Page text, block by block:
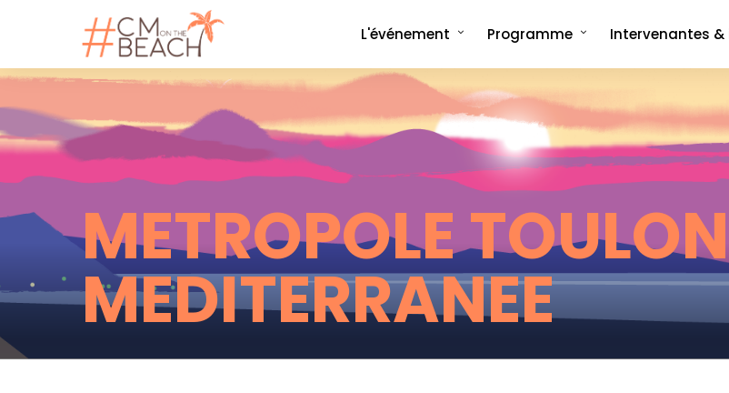
L'événement
Le concept
Nos Partenaires en 2025
Nos engagements
Programme
Les formats signatures
CMonTheBeach
Speech
Les replays de
CMonTheBeach
Les
Intervenantes
METROPOLE
MEDITERRANEE